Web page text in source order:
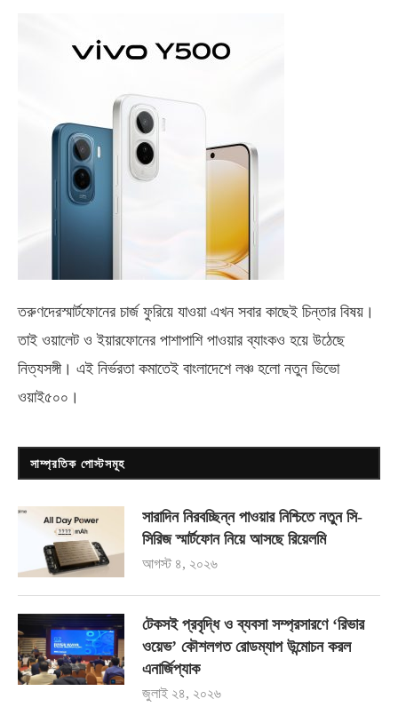
তরুণদেরস্মার্টফোনের চার্জ ফুরিয়ে যাওয়া এখন সবার কাছেই চিন্তার বিষয়।
তাই ওয়ালেট ও ইয়ারফোনের পাশাপাশি পাওয়ার ব্যাংকও হয়ে উঠেছে
নিত্যসঙ্গী। এই নির্ভরতা কমাতেই বাংলাদেশে লঞ্চ হলো নতুন ভিভো
ওয়াই৫০০ ।
সাম্প্রতিক পোস্টসমূহ
সারাদিন নিরবচ্ছিন্ন পাওয়ার নিশ্চিতে নতুন সি-
সিরিজ স্মার্টফোন নিয়ে আসছে রিয়েলমি
আগস্ট ৪, ২০২৬
টেকসই প্রবৃদ্ধি ও ব্যবসা সম্প্রসারণে ‘রিভার
ওয়েভ’ কৌশলগত রোডম্যাপ উন্মোচন করল
এনার্জিপ্যাক
জুলাই ২৪, ২০২৬